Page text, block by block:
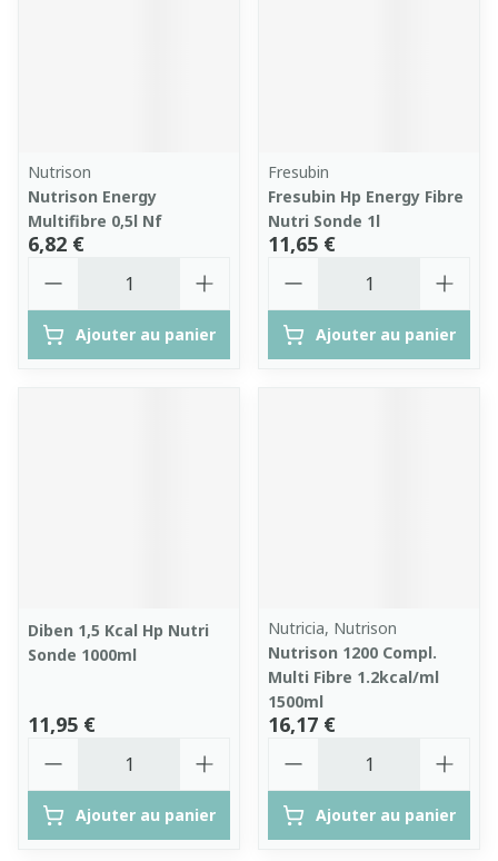
Nutrison
Nutrison Energy
Multifibre 0,5l Nf
6,82 €
Ajouter au panier
Fresubin
Fresubin Hp Energy Fibre
Nutri Sonde 1l
11,65 €
Ajouter au panier
Diben 1,5 Kcal Hp Nutri
Sonde 1000ml
11,95 €
Ajouter au panier
Nutricia, Nutrison
Nutrison 1200 Compl.
Multi Fibre 1.2kcal/ml
1500ml
16,17 €
Ajouter au panier